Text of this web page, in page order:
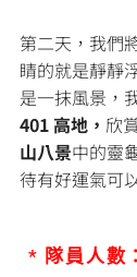
第二天，我們
睛的就是靜靜
是一抹風景，
401 高地， 欣
山八景中的靈
待有好運氣可
* 隊員人數